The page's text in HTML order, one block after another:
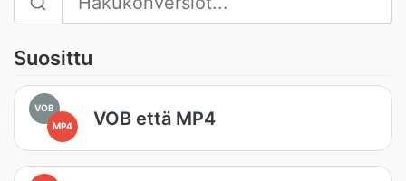
Suosittu
VOB
MP4
VOB että MP4